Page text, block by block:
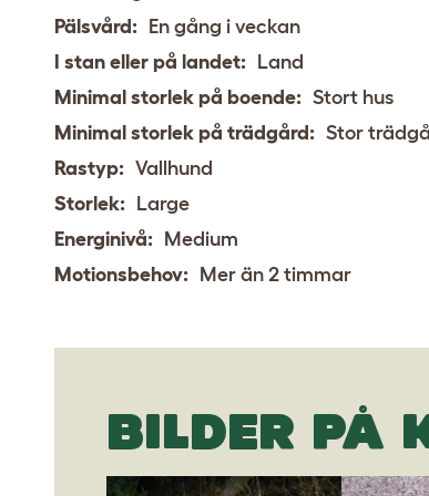
Pälsvård: En gång i veckan
I stan eller på landet: Land
Minimal storlek på boende: Stort hus
Minimal storlek på trädgård: Stor
Rastyp: Vallhund
Storlek: Large
Energinivå: Medium
Motionsbehov: Mer än 2 timmar
BILDER PÅ